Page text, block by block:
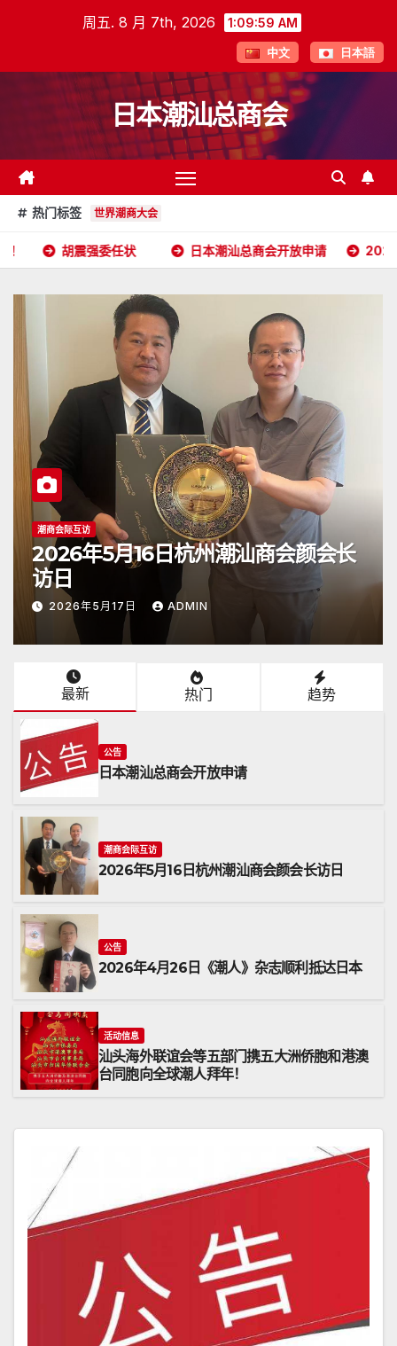
周五. 8 月 7th, 2026 1:10:00 AM
中文 日本語
日本潮汕总商会
热门标签 世界潮商大会
委任状 日本潮汕总商会开放申请 2026年5月16日杭州
日杭州潮汕商会颜会长
ADMIN
公告
2026年4月
达日本
最新 热门 趋势
公告
日本潮汕总商会开放申请
潮商会际互访
2026年5月16日杭州潮汕商会颜会长访日
公告
2026年4月26日《潮人》杂志顺利抵达日本
活动信息
汕头海外联谊会等五部门携五大洲侨胞和港澳
台同胞向全球潮人拜年！